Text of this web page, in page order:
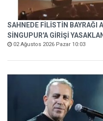
SAHNEDE FİLİSTİN BAYRAĞI
SİNGUPUR'A GİRİŞİ
02 Ağustos 2026 Pazar 10:03